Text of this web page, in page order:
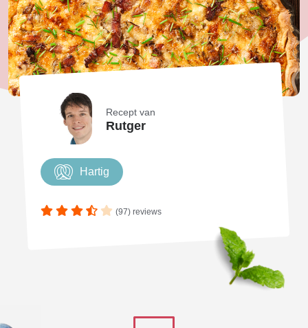
Recept van
Rutger
Hartig
(97) reviews